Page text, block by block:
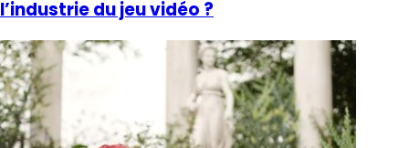
l’industrie du jeu vidéo ?